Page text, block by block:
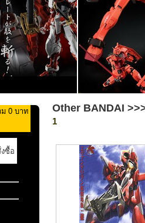
0 บาท
ซื้อ
Other BANDAI
1